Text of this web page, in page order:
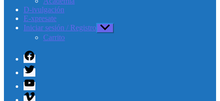
D-ivulgación
E-xpresate
Iniciar sesión / Registro Mostrar
el
Carrito
Facebook
Twitter
Youtube
Vimeo